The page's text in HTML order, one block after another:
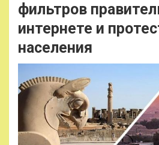
фильтров
интернете и
населения